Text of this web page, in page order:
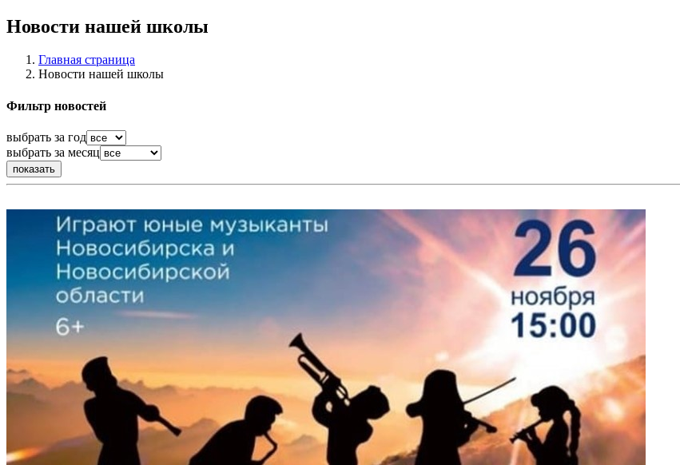
Новости нашей школы
Главная страница
Новости нашей школы
Фильтр новостей
выбрать за год
выбрать за месяц